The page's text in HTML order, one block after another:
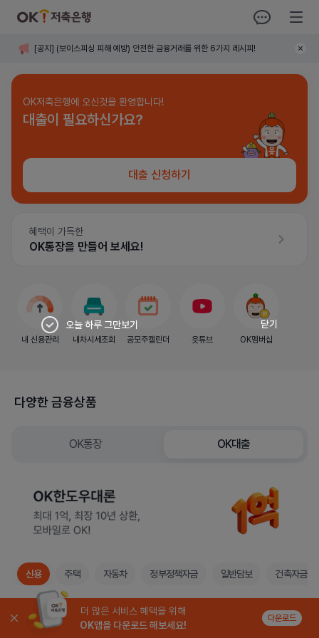
OK저축은행 오키톡 전체메뉴
[공지 ] (보이스피싱 피해 예방) 안전한 금융거래를 위한 6가지 레시피!
공지
OK저축은행에 오신것을 환영합니다!
대출이 필요하신가요?
대출 신청하기
혜택이 가득한
OK통장을 만들어 보세요!
내 신용관리 내차시세조회 공모주캘린더 읏튜브 OK멤버십
다양한 금융상품
OK통장 OK대출
신용 주택 자동차 정부정책자금 일반담보 건축자금
OK중금리생활안정대출
생활안정을 위한 중금리 신용대출
더 많은 서비스 혜택을 위해
OK앱을 다운로드 해보세요!
다운로드
오늘 하루 그만보기 닫기